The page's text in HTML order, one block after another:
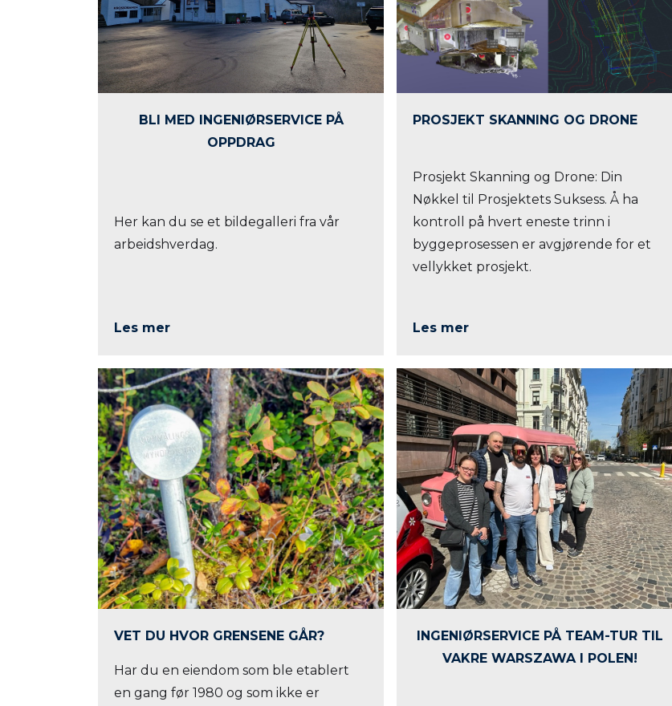
BLI MED INGENIØRSERVICE PÅ
OPPDRAG
Her kan du se et bildegalleri fra vår
arbeidshverdag.
Les mer
PROSJEKT SKANNING OG DRONE
Prosjekt Skanning og Drone: Din
Nøkkel til Prosjektets Suksess. Å ha
kontroll på hvert eneste trinn i
byggeprosessen er avgjørende for et
vellykket prosjekt.
Les mer
VET DU HVOR GRENSENE GÅR?
Har du en eiendom som ble etablert
en gang før 1980 og som ikke er
INGENIØRSERVICE PÅ TEAM-TUR TIL
VAKRE WARSZAWA I POLEN!